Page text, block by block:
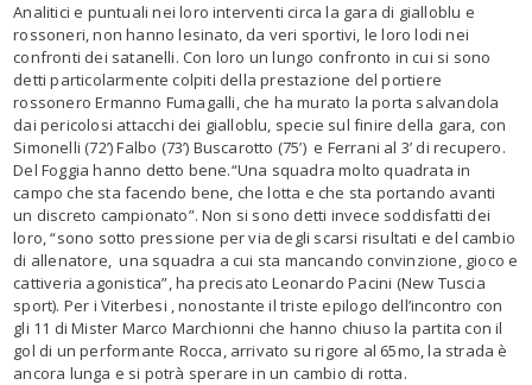
Analitici e puntuali nei loro interventi circala gara di gialloblu e
rossoneri,non hanno lesinato, da veri sportivi, le loro lodi nei
confronti dei satanelli. Con loro un lungo confronto in cui si sono
dettiparticolarmente colpiti della prestazione del portiere
rossonero Ermanno Fumagalli,che ha murato la porta salvandola
dai pericolosi attacchi dei gialloblu, specie sul finire della gara, con
Simonelli (72’) Falbo (73’) Buscarotto (75’)e Ferrani al 3’ di recupero.
Del Foggia hanno detto bene.“Una squadra molto quadrata in
campo che sta facendo bene, che lotta e che sta portando avanti
un discreto campionato”. Non si sono detti invece soddisfatti dei
loro,“sono sotto pressione per via degli scarsi risultati e del cambio
di allenatore, una squadra a cui sta mancando convinzione, gioco e
cattiveria agonistica”, ha precisatoLeonardo Pacini (New Tuscia
sport). Per i Viterbesi ,nonostanteil triste epilogo dell’incontro con
gli 11 di Mister Marco Marchionni che hanno chiuso la partita con il
gol di un performante Rocca, arrivato su rigore al 65mo, la strada è
ancora lunga e si potrà sperare in un cambio di rotta.